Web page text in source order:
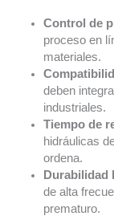
Control de
proceso en
materiales.
deben
industriales.
Tiempo de
hidráulicas
ordena.
Durabilidad
de alta
prematuro.